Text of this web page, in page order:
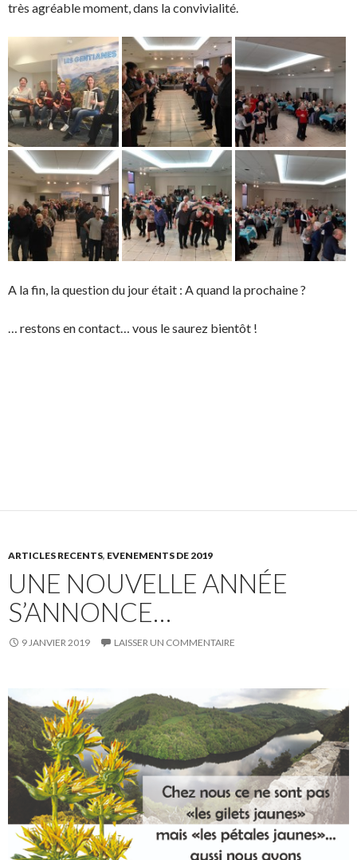
très agréable moment, dans la convivialité.
A la fin, la question du jour était : A quand la prochaine ?
… restons en contact… vous le saurez bientôt !
ARTICLES RECENTS, EVENEMENTS DE 2019
UNE NOUVELLE ANNÉE
S’ANNONCE…
9 JANVIER 2019 LAISSER UN COMMENTAIRE